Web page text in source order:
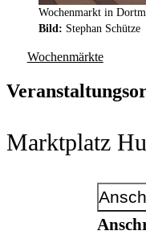
Wochenmarkt in
Bild: Stephan Schütze
Wochenmärkte
Marktplatz